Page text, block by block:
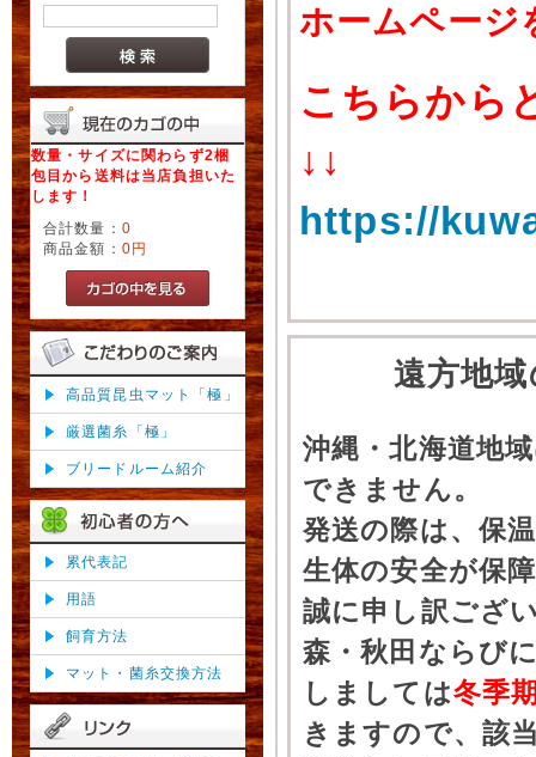
数量・サイズに関わらず2梱
包目から送料は当店負担いた
します！
合計数量： 0
商品金額： 0円
高品質昆虫マット「極」
厳選菌糸「極」
ブリードルーム紹介
累代表記
用語
飼育方法
マット・菌糸交換方法
ホームページ
こちらから
↓↓
https://
遠方地
沖縄・北海道地
できません。
発送の際は、保
生体の安全が保
誠に申し訳ござ
森・秋田ならび
しましては冬季
きますので、該